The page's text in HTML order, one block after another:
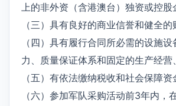
上的非外资（含港澳台）独资或控股
（三）具有良好的商业信誉和健全的
（四）具有履行合同所必需的设施
力、质量保证体系和固定的生产经营
（五）有依法缴纳税收和社会保障资
（六）参加军队采购活动前3年内，